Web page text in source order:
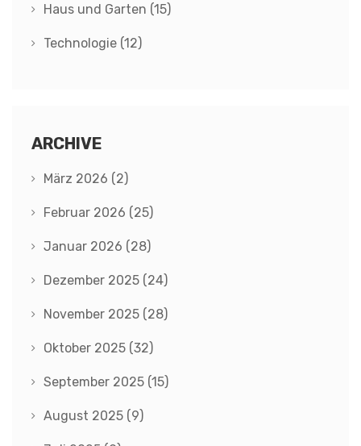
Haus und Garten (15)
Technologie (12)
ARCHIVE
März 2026 (2)
Februar 2026 (25)
Januar 2026 (28)
Dezember 2025 (24)
November 2025 (28)
Oktober 2025 (32)
September 2025 (15)
August 2025 (9)